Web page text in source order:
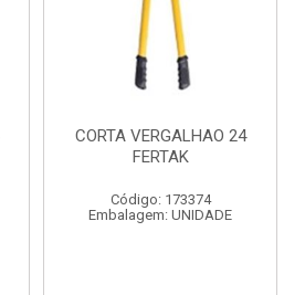
CORTA VERGALHAO 24
FERTAK
Código: 173374
Embalagem: UNIDADE